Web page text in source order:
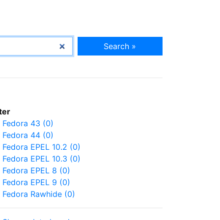
Search »
Fedora 43 (0)
Fedora 44 (0)
Fedora EPEL 10.2 (0)
Fedora EPEL 10.3 (0)
Fedora EPEL 8 (0)
Fedora EPEL 9 (0)
Fedora Rawhide (0)